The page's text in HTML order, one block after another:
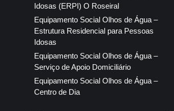
Idosas (ERPI) O Roseiral
Equipamento Social Olhos de Água –
Estrutura Residencial para Pessoas
Idosas
Equipamento Social Olhos de Água –
Serviço de Apoio Domiciliário
Equipamento Social Olhos de Água –
Centro de Dia